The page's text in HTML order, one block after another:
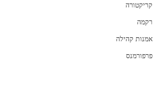
קריקטורה
רקמה
אמנות קהילה
פרפורמנס